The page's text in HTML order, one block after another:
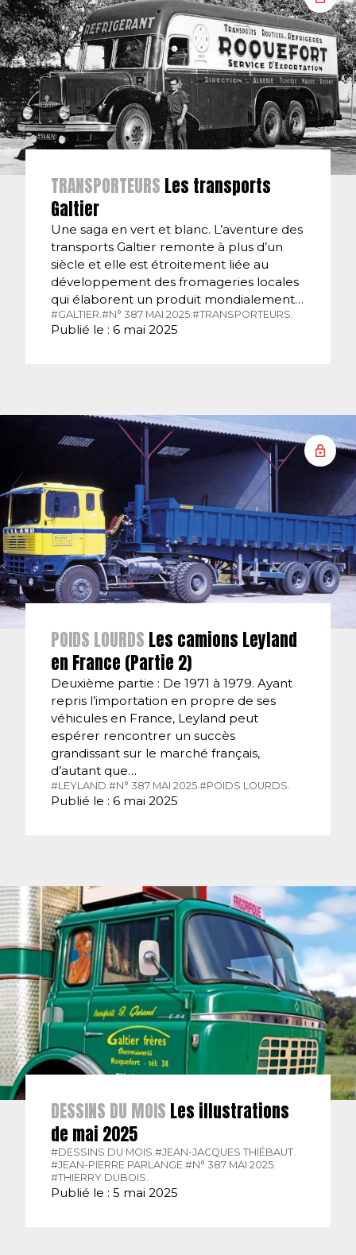
TRANSPORTEURS Les transports
Galtier
Une saga en vert et blanc. L’aventure des
transports Galtier remonte à plus d’un
siècle et elle est étroitement liée au
développement des fromageries locales
qui élaborent un produit mondialement…
#GALTIER.#N° 387 MAI 2025.#TRANSPORTEURS.
Publié le : 6 mai 2025
POIDS LOURDS Les camions Leyland
en France (Partie 2)
Deuxième partie : De 1971 à 1979. Ayant
repris l’importation en propre de ses
véhicules en France, Leyland peut
espérer rencontrer un succès
grandissant sur le marché français,
d’autant que…
#LEYLAND. #N° 387 MAI 2025. #POIDS LOURDS.
Publié le : 6 mai 2025
DESSINS DU MOIS Les illustrations
de mai 2025
#DESSINS DU MOIS. #JEAN-JACQUES THIÉBAUT.
#JEAN-PIERRE PARLANGE. #N° 387 MAI 2025.
#THIERRY DUBOIS.
Publié le : 5 mai 2025